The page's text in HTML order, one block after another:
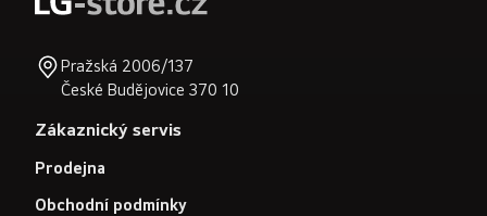
Pražská 2006/137
České Budějovice 370 10
Zákaznický servis
Prodejna
Obchodní podmínky